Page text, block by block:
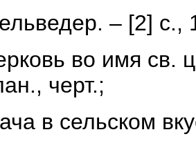
– [2] с.,
во имя св.
черт.;
в сельском